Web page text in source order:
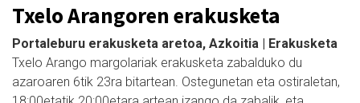
Txelo Arangoren erakusketa
Portaleburu erakusketa aretoa, Azkoitia | Erakusketa
Txelo Arango margolariak erakusketa zabalduko du
azaroaren 6tik 23ra bitartean. Ostegunetan eta ostiraletan,